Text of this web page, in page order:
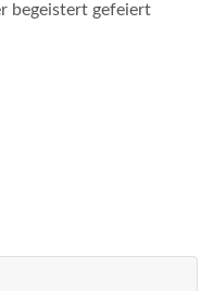
begeistert gefeiert